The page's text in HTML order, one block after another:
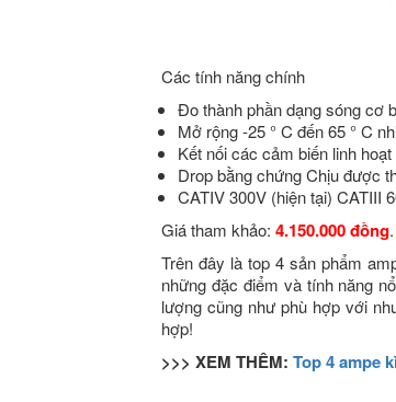
Các tính năng chính
Đo thành phần dạng sóng cơ
Mở rộng -25 ° C đến 65 ° C
Kết nối các cảm biến linh
Drop bằng chứng Chịu được
CATIV 300V (hiện tại) CATIII
Giá tham khảo: 4.150.000 đồng.
Trên đây là top 4 sản phẩm
những đặc điểm và tính năng
lượng cũng như phù hợp với
hợp!
>>> XEM THÊM: Top 4 ampe